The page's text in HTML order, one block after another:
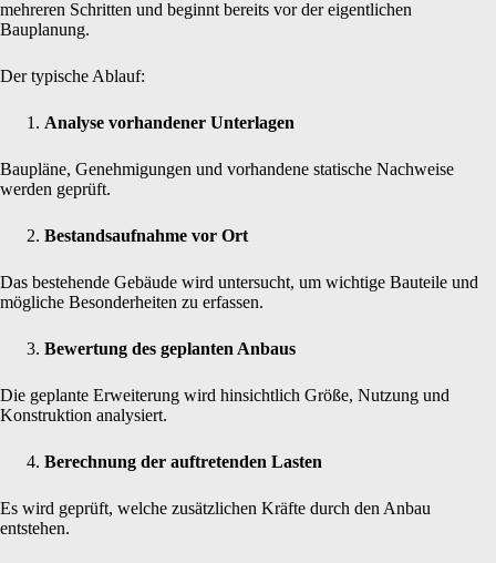
mehreren Schritten und beginnt bereits vor der eigentlichen
Bauplanung.
Der typische Ablauf:
Analyse vorhandener Unterlagen
Baupläne, Genehmigungen und vorhandene statische Nachweise
werden geprüft.
Bestandsaufnahme vor Ort
Das bestehende Gebäude wird untersucht, um wichtige Bauteile und
mögliche Besonderheiten zu erfassen.
Bewertung des geplanten Anbaus
Die geplante Erweiterung wird hinsichtlich Größe, Nutzung und
Konstruktion analysiert.
Berechnung der auftretenden Lasten
Es wird geprüft, welche zusätzlichen Kräfte durch den Anbau
entstehen.